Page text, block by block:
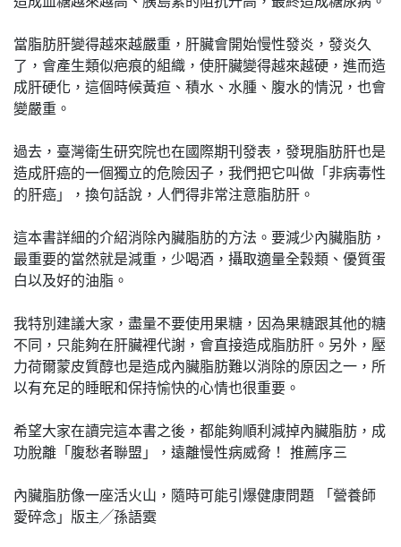
當脂肪肝變得越來越嚴重，肝臟會開始慢性發炎，發炎久
了，會產生類似疤痕的組織，使肝臟變得越來越硬，進而造
成肝硬化，這個時候黃疸、積水、水腫、腹水的情況，也會
變嚴重。
過去，臺灣衛生研究院也在國際期刊發表，發現脂肪肝也是
造成肝癌的一個獨立的危險因子，我們把它叫做「非病毒性
的肝癌」，換句話說，人們得非常注意脂肪肝。
這本書詳細的介紹消除內臟脂肪的方法。要減少內臟脂肪，
最重要的當然就是減重，少喝酒，攝取適量全穀類、優質蛋
白以及好的油脂。
我特別建議大家，盡量不要使用果糖，因為果糖跟其他的糖
不同，只能夠在肝臟裡代謝，會直接造成脂肪肝。另外，壓
力荷爾蒙皮質醇也是造成內臟脂肪難以消除的原因之一，所
以有充足的睡眠和保持愉快的心情也很重要。
希望大家在讀完這本書之後，都能夠順利減掉內臟脂肪，成
功脫離「腹愁者聯盟」，遠離慢性病威脅！ 推薦序三
內臟脂肪像一座活火山，隨時可能引爆健康問題 「營養師
愛碎念」版主╱孫語霙